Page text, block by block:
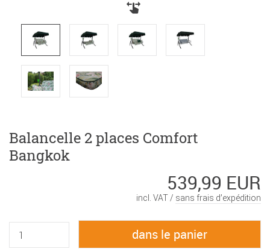
Balancelle 2 places Comfort
Bangkok
539,99 EUR
incl. VAT / sans frais d’expédition